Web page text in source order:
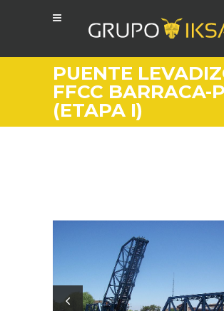
PUENTE
FFCC BARRACA-
(ETAPA I)